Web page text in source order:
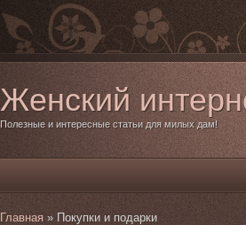
Женский
Полезные и интересные статьи для милых дам!
Главная » Покупки и подарки